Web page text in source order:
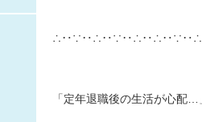
∴‥∵‥∴‥∵‥∴‥∴‥∵‥∴
「定年退職後の生活が心配…